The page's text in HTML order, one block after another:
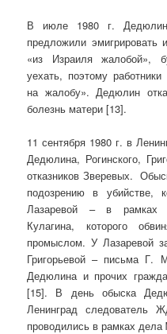
В июле 1980 г.
предложили
«из Израиля жалобой»,
уехать, поэтому
на жалобу». Дедюлин
болезнь матери [13].
11 сентября 1980 г. в
Дедюлина, Рогинского,
отказников Зверевых.
подозрению в убийстве,
Лазаревой – в рамках
Кулагина, которого
промыслом. У Лазаревой
Григорьевой – письма Г.
Дедюлина и прочих
[15]. В день обыска
Ленинград следователь
проводились в рамках